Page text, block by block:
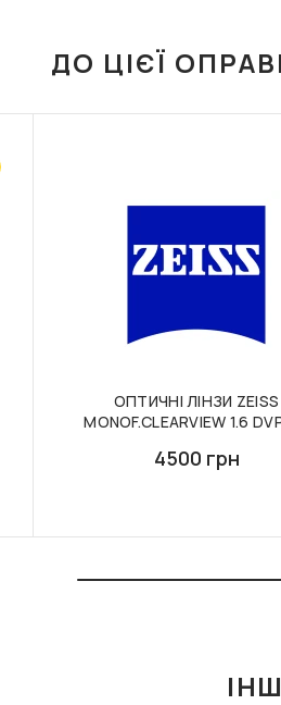
ДО ЦІЄЇ
ОПТИЧНІ ЛІНЗИ ZEISS
MONOF.CLEARVIEW 1.6
4500 грн